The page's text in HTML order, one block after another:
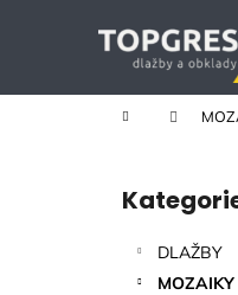
Domů
Přeskočit
kategorie
DLAŽBY
MOZAIKY
í
Zpět
do
Zpět
do